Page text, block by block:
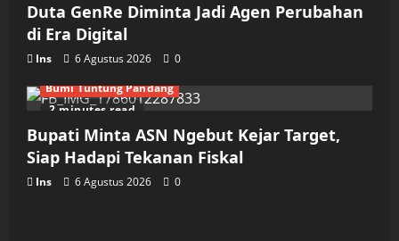
Duta GenRe Diminta Jadi Agen Perubahan
di Era Digital
Ins 6 Agustus 2026 0
2 minutes read
Bumi Tuntung Pandang
Bupati Minta ASN Ngebut Kejar Target,
Siap Hadapi Tekanan Fiskal
Ins 6 Agustus 2026 0